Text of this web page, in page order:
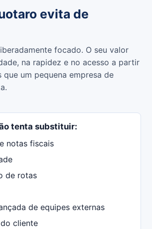
evita de
focado. O seu valor
na rapidez e no acesso a partir
um pequena empresa de
tenta substituir:
notas fiscais
de rotas
de equipes externas
cliente